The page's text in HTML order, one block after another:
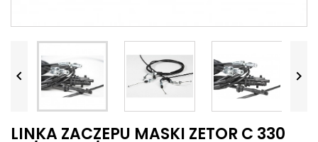
 
 
LINKA ZACZEPU MASKI ZETOR C 330